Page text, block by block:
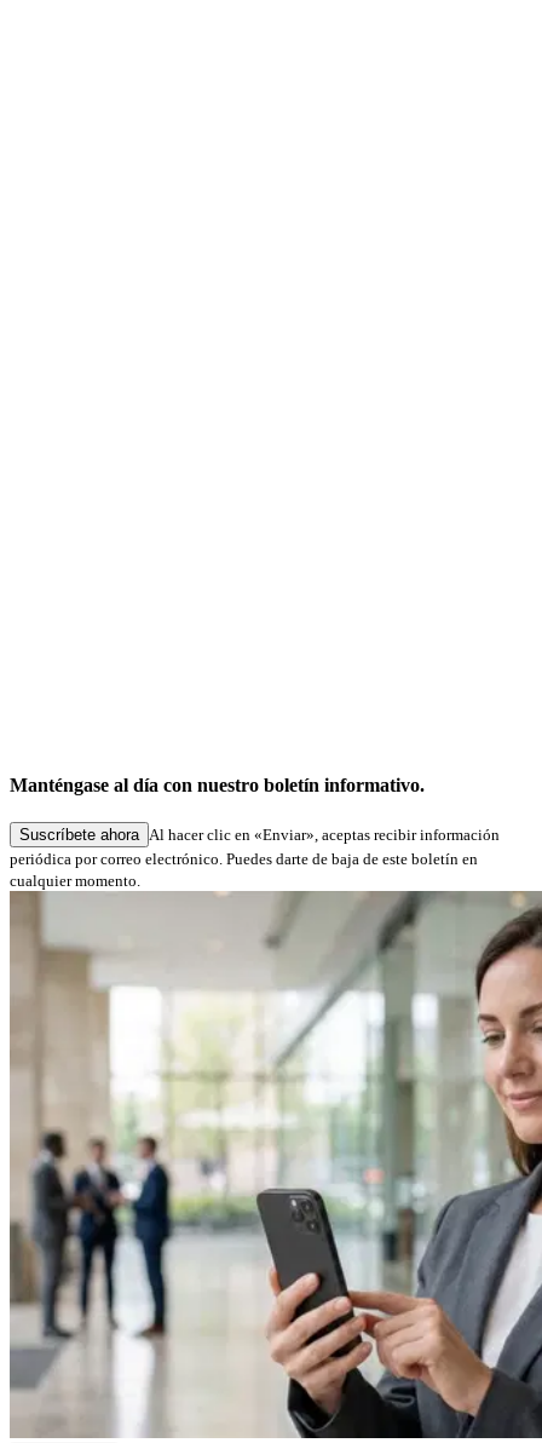
Manténgase al día con nuestro boletín informativo.
Suscríbete ahora Al hacer clic en «Enviar», aceptas recibir información
periódica por correo electrónico. Puedes darte de baja de este boletín en
cualquier momento.